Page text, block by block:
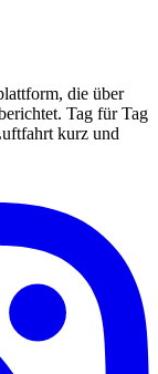
die über
Tag für Tag
kurz und